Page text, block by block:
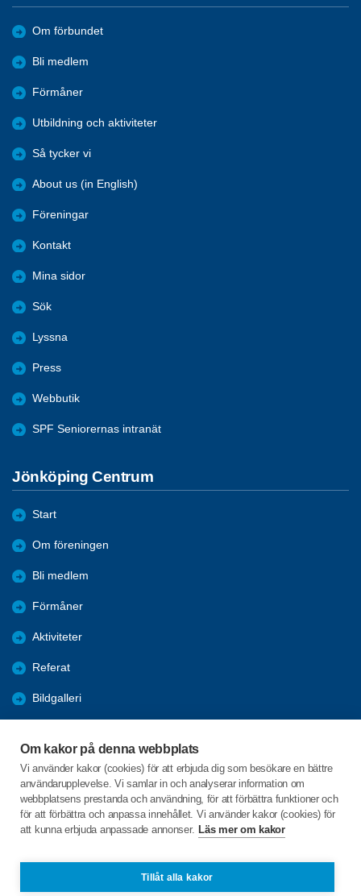
Om kakor på denna webbplats
Vi använder kakor (cookies) för att erbjuda dig som besökare en bättre
användarupplevelse. Vi samlar in och analyserar information om
webbplatsens prestanda och användning, för att förbättra funktioner och
för att förbättra och anpassa innehållet. Vi använder kakor (cookies) för
att kunna erbjuda anpassade annonser. Läs mer om kakor
Tillåt alla kakor
Om förbundet
Bli medlem
Förmåner
Utbildning och aktiviteter
Så tycker vi
About us (in English)
Föreningar
Kontakt
Mina sidor
Sök
Lyssna
Press
Webbutik
SPF Seniorernas intranät
Jönköping Centrum
Start
Om föreningen
Bli medlem
Förmåner
Aktiviteter
Referat
Bildgalleri
Engagera DIG i vår förening
C/o:Lennart Lööw